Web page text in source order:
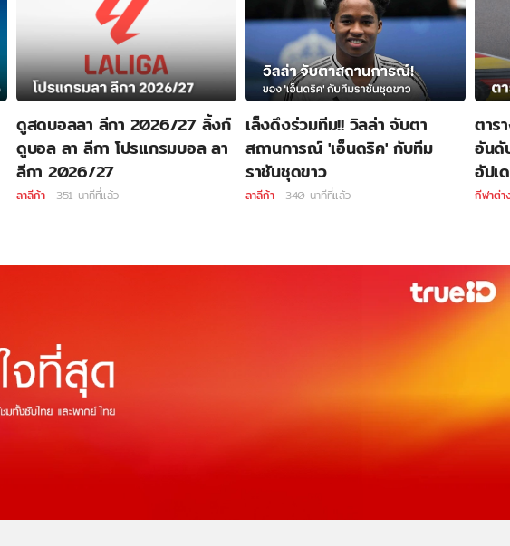
ดูสดบอลลา ลีกา 2026/27 ลิ้งก์
ดูบอล ลา ลีกา โปรแกรมบอล ลา
ลีกา 2026/27
ลาลีก้า -351 นาทีที่แล้ว
เล็งดึงร่วมทีม!! วิลล่า จับตา
สถานการณ์ 'เอ็นดริค' กับทีม
ราชันชุดขาว
ลาลีก้า -340 นาทีที่แล้ว
ตาร
อันดั
อัปเ
กีฬาต่า